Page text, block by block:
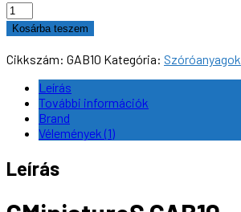
GMiniatureS
GAB10
szóróanyag,
levelek
erdei
barna,
mennyiség
Kosárba teszem
Cikkszám: GAB10 Kategória: Szóróanyagok
Leírás
További információk
Brand
Vélemények (1)
Leírás